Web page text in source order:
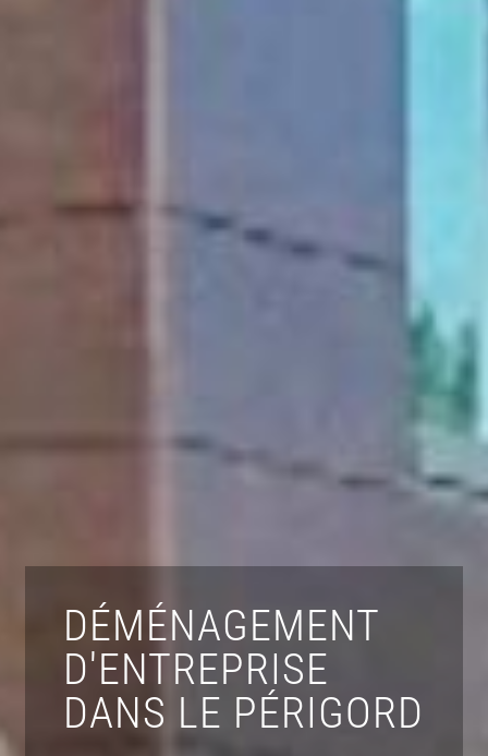
DÉMÉNAGEMENT
D'ENTREPRISE
DANS LE PÉRIGORD